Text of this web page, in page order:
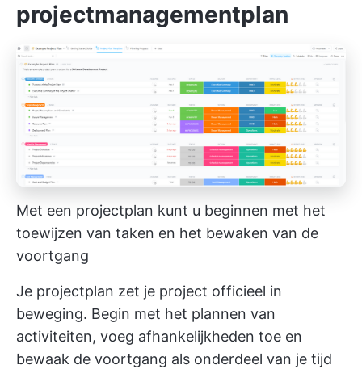
projectmanagementplan
Met een projectplan kunt u beginnen met het
toewijzen van taken en het bewaken van de
voortgang
Je projectplan zet je project officieel in
beweging. Begin met het plannen van
activiteiten, voeg afhankelijkheden toe en
bewaak de voortgang als onderdeel van je tijd